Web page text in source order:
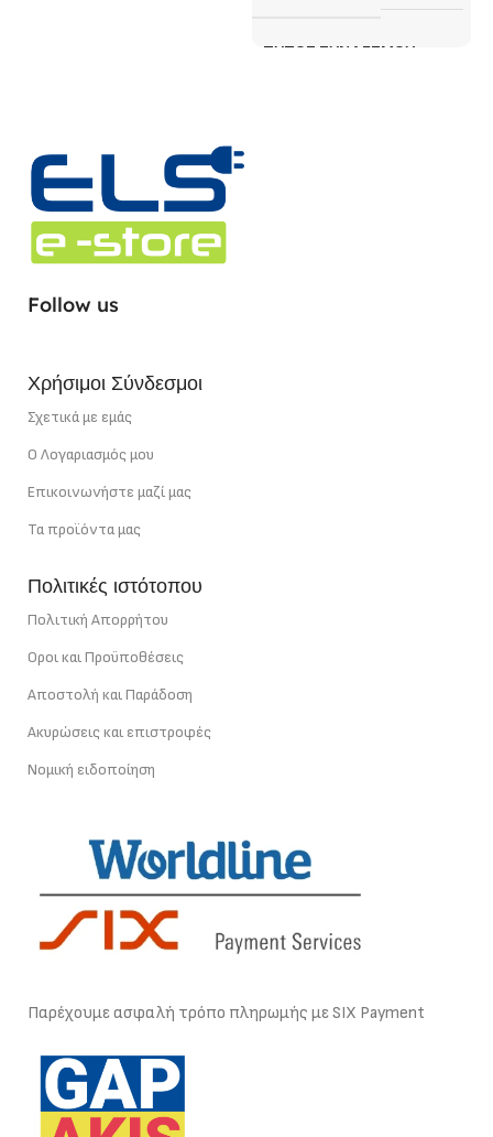
ΤΎΠΟΣ ΣΥΝΔΈΣΜΟΥ
Follow us
Χρήσιμοι Σύνδεσμοι
Σχετικά με εμάς
Ο Λογαριασμός μου
Επικοινωνήστε μαζί μας
Τα προϊόντα μας
Πολιτικές ιστότοπου
Πολιτική Απορρήτου
Οροι και Προϋποθέσεις
Αποστολή και Παράδοση
Ακυρώσεις και επιστροφές
Νομική ειδοποίηση
Παρέχουμε ασφαλή τρόπο πληρωμής με SIX Payment